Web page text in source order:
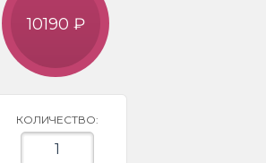
10190 ₽
КОЛИЧЕСТВО: